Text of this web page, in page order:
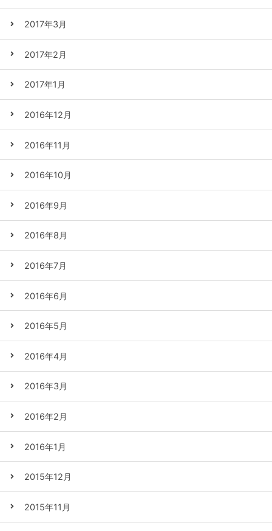
2017年3月
2017年2月
2017年1月
2016年12月
2016年11月
2016年10月
2016年9月
2016年8月
2016年7月
2016年6月
2016年5月
2016年4月
2016年3月
2016年2月
2016年1月
2015年12月
2015年11月